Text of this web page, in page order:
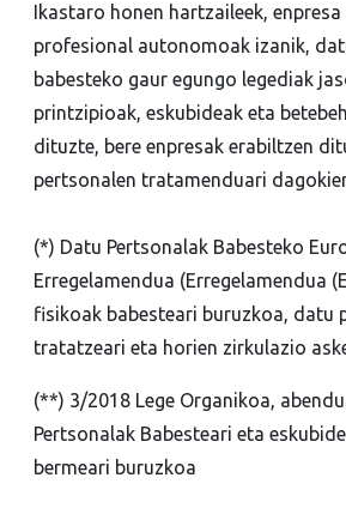
Ikastaro honen hartzaileek,
profesional autonomoak izanik,
babesteko gaur egungo legediak
printzipioak, eskubideak eta
dituzte, bere enpresak erabiltzen
pertsonalen tratamenduari
(*) Datu Pertsonalak Babesteko
Erregelamendua (Erregelamendua
fisikoak babesteari buruzkoa, datu
tratatzeari eta horien zirkulazio
(**) 3/2018 Lege Organikoa,
Pertsonalak Babesteari eta
bermeari buruzkoa